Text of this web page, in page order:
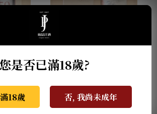
年
麥芽威士忌 0.7L
NT$
940
您是否已滿18歲?
18歲 否, 我尚未成年